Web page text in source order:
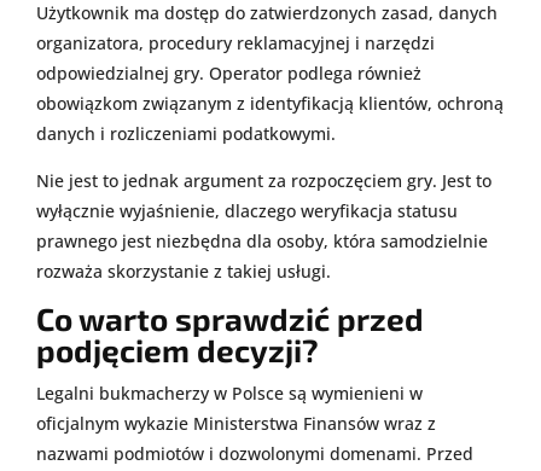
Użytkownik ma dostęp do zatwierdzonych zasad, danych
organizatora, procedury reklamacyjnej i narzędzi
odpowiedzialnej gry. Operator podlega również
obowiązkom związanym z identyfikacją klientów, ochroną
danych i rozliczeniami podatkowymi.
Nie jest to jednak argument za rozpoczęciem gry. Jest to
wyłącznie wyjaśnienie, dlaczego weryfikacja statusu
prawnego jest niezbędna dla osoby, która samodzielnie
rozważa skorzystanie z takiej usługi.
Co warto sprawdzić przed
podjęciem decyzji?
Legalni bukmacherzy w Polsce są wymienieni w
oficjalnym wykazie Ministerstwa Finansów wraz z
nazwami podmiotów i dozwolonymi domenami. Przed